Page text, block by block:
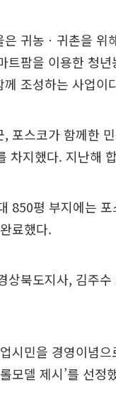
은 귀농ㆍ귀촌을
트팜을 이용한 청
께 조성하는 사업이
, 포스코가 함께한
차지했다. 지난해
850평 부지에는
료했다.
상북도지사, 김주
시민을 경영이념
모델 제시’를 선정